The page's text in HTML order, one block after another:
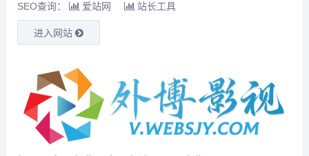
SEO查询：
爱站网 站长工具
进入网站